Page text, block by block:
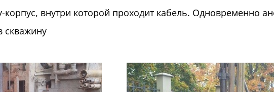
корпус, внутри которой проходит кабель. Одновременно
скважину